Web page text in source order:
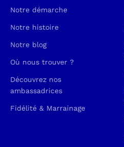
Notre démarche
Notre histoire
Notre blog
Où nous trouver ?
Découvrez nos
ambassadrices
Fidélité & Marrainage